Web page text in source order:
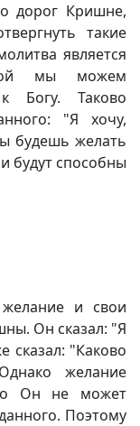
дорог Кришне,
такие
является
мы можем
Богу. Таково
"Я хочу,
будешь желать
будут способны
и свои
Он сказал: "Я
сказал: "Каково
желание
Он не может
Поэтому